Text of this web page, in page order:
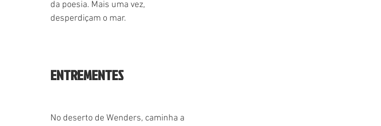
da poesia. Mais uma vez,
desperdiçam o mar.
ENTREMENTES
No deserto de Wenders, caminha a